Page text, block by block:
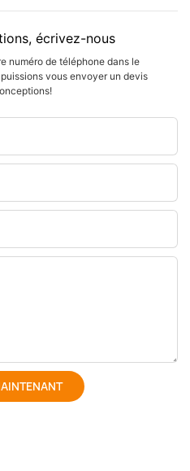
écrivez-nous
numéro de téléphone dans le
vous envoyer un devis